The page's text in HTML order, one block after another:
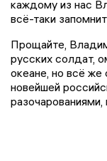
каждому из нас
всё-таки
Прощайте,
русских солдат,
океане, но всё
новейшей